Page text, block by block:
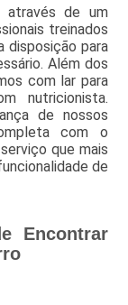
através de um
treinados
disposição para
Além dos
com lar para
nutricionista.
de nossos
com o
que mais
de
Encontrar